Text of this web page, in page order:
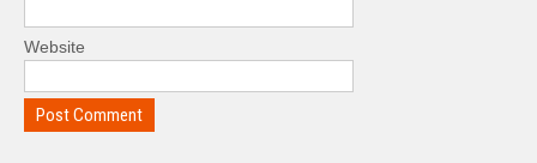
Website